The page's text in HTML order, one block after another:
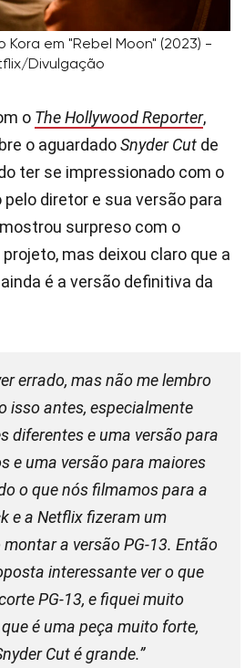
Kora em "Rebel Moon" (2023) -
Divulgação
o The Hollywood Reporter,
o aguardadoSnyder Cut de
ter se impressionado com o
diretor e sua versão para
surpreso com o
mas deixou claro que a
é a versão definitiva da
errado, mas não me lembro
isso antes, especialmente
diferentes e uma versão para
e uma versão para maiores
o que nós filmamos para a
e a Netflix fizeram um
a versão PG-13. Então
interessante ver o que
PG-13, e fiquei muito
é uma peça muito forte,
Cut é grande.”